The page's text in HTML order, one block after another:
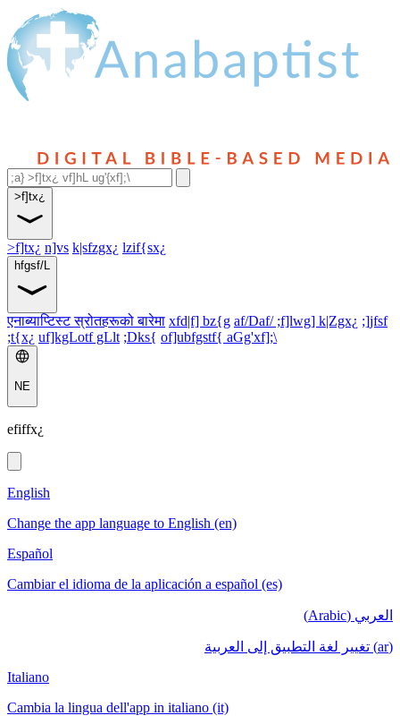
>f]tx¿
>f]tx¿ n]vs k|sfzgx¿ lzif{sx¿
hfgsf/L
एनाब्याप्टिस्ट स्रोतहरूको बारेमा xfd|f] bz{g af/Daf/ ;f]lwg] k|Zgx¿ ;]jfsf
;t{x¿ uf]kgLotf gLlt ;Dks{ of]ubfgstf{ aGg'xf];\
NE
efiffx¿
English
Change the app language to English (en)
Español
Cambiar el idioma de la aplicación a español (es)
العربي (Arabic)
(ar) تغيير لغة التطبيق إلى العربية
Italiano
Cambia la lingua dell'app in italiano (it)